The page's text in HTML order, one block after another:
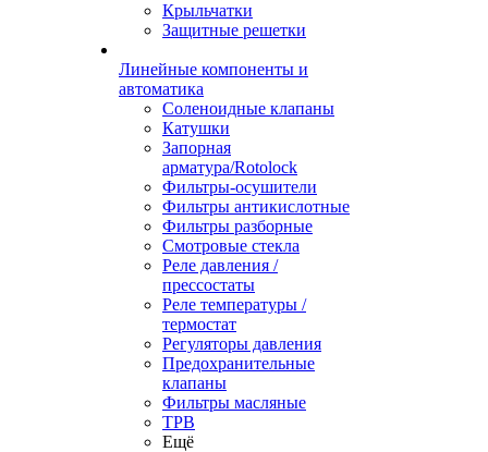
Крыльчатки
Защитные решетки
Линейные компоненты и
автоматика
Соленоидные клапаны
Катушки
Запорная
арматура/Rotolock
Фильтры-осушители
Фильтры антикислотные
Фильтры разборные
Смотровые стекла
Реле давления /
прессостаты
Реле температуры /
термостат
Регуляторы давления
Предохранительные
клапаны
Фильтры масляные
ТРВ
Ещё